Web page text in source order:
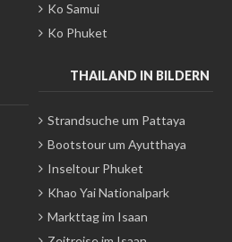
Ko Samui
Ko Phuket
THAILAND IN BILDERN
Strandsuche um Pattaya
Bootstour um Ayutthaya
Inseltour Phuket
Khao Yai Nationalpark
Markttag im Isaan